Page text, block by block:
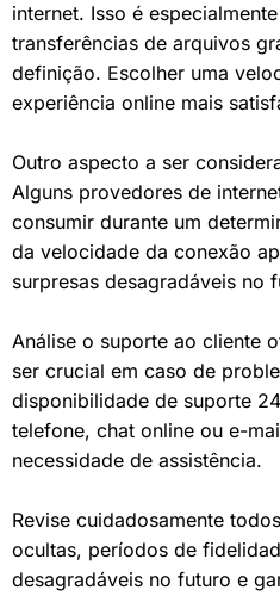
internet. Isso é
transferências de arquivos
definição. Escolher uma
experiência online mais
Outro aspecto a ser
Alguns provedores de
consumir durante um
da velocidade da conexão
surpresas desagradáveis no
Análise o suporte ao cliente
ser crucial em caso de
disponibilidade de suporte
telefone, chat online ou e-
necessidade de assistência.
Revise cuidadosamente
ocultas, períodos de
desagradáveis no futuro e